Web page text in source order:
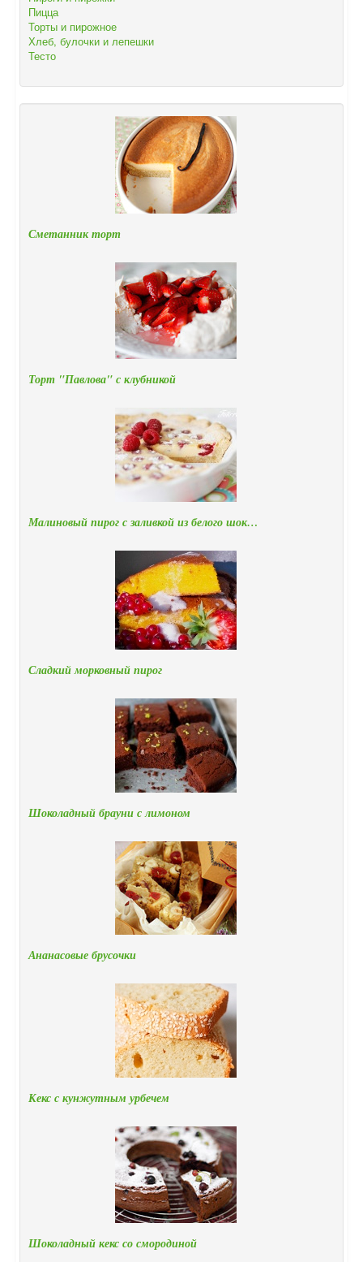
Пицца
Торты и пирожное
Хлеб, булочки и лепешки
Тесто
Сметанник торт
Торт "Павлова" с клубникой
Малиновый пирог с заливкой из белого шок…
Сладкий морковный пирог
Шоколадный брауни с лимоном
Ананасовые брусочки
Кекс с кунжутным урбечем
Шоколадный кекс со смородиной